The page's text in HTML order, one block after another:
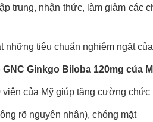
trung, nhận thức, làm giảm các
tiêu chuẩn nghiêm ngặt
Ginkgo Biloba 120mg của
viên của Mỹ giúp tăng cường
rõ nguyên nhân), chóng mặt